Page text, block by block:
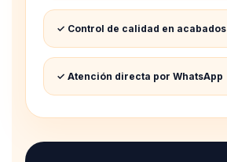
✓ Control de calidad en acabados
✓ Atención directa por WhatsApp